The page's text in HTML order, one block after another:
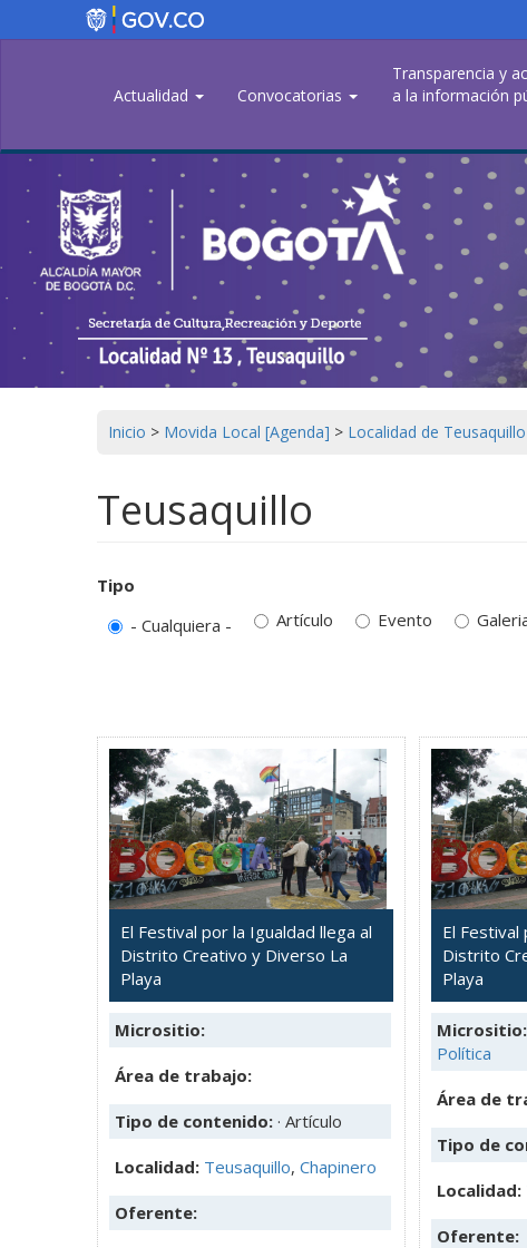
Actualidad
Convocatorias
Transparencia y
a la información
Inicio > Movida Local [Agenda] > Localidad de Teusaquillo
Teusaquillo
Tipo
- Cualquiera -
Artículo Evento
El Festival por la Igualdad llega al
Distrito Creativo y Diverso La
Playa
Micrositio:
Área de trabajo:
Tipo de contenido: · Artículo
Localidad: Teusaquillo, Chapinero
Oferente:
El Festival
Distrito
Playa
Micrositio:
Política
Área de
Tipo de
Localidad:
Oferente: